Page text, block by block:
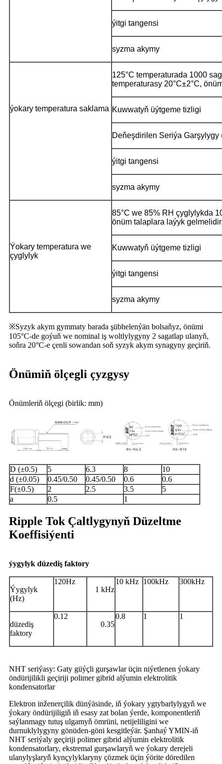
ýitgi tangensi
syzma akymy
ýokary temperatura saklama
125°C temperaturada 1000
temperaturasy 20°C±2°C,
Kuwwatyň üýtgeme tizligi
Deňeşdirilen Seriýa Garşylygy
ýitgi tangensi
syzma akymy
Ýokary temperatura we
çyglylyk
85°C we 85% RH çyglylykda
önüm talaplara laýyk
Kuwwatyň üýtgeme tizligi
ýitgi tangensi
syzma akymy
※Syzyk akym gymmaty barada şübhelenýän bolsaňyz, önümi
105°C-de goýuň we nominal iş woltlylygyny 2 sagatlap ulanyň,
soňra 20°C-e çenli sowandan soň syzyk akym synagyny geçiriň.
Önümiň ölçegli çyzgysy
Önümleriň ölçegi (birlik: mm)
D (±0.5) 5 6.3 8
10
d (±0.05)
0.45/0.50 0.45/0.50 0.6
0.6
F(±0.5)
2 2.5 3.5
5
a
0.5 1
Ripple Tok Çaltlygynyň Düzeltme
Koeffisiýenti
ýygylyk düzediş faktory
Ýygylyk
(Hz)
120Hz
1 kHz
10 kHz 100kHz 300kHz
düzediş
faktory
0.12
0.35
0.8 1 1
NHT seriýasy: Gaty güýçli gurşawlar üçin niýetlenen ýokary
öndürijilikli geçiriji polimer gibrid alýumin elektrolitik
kondensatorlar
Elektron inženerçilik dünýäsinde, iň ýokary ygtybarlylygyň we
ýokary öndürijiligiň iň esasy zat bolan ýerde, komponentleriň
saýlanmagy tutuş ulgamyň ömrüni, netijeliligini we
durnuklylygyny gönüden-göni kesgitleýär. Şanhaý YMIN-iň
NHT seriýaly geçiriji polimer gibrid alýumin elektrolitik
kondensatorlary, ekstremal gurşawlaryň we ýokary derejeli
ulanylyşlaryň kynçylyklaryny çözmek üçin ýörite döredilen